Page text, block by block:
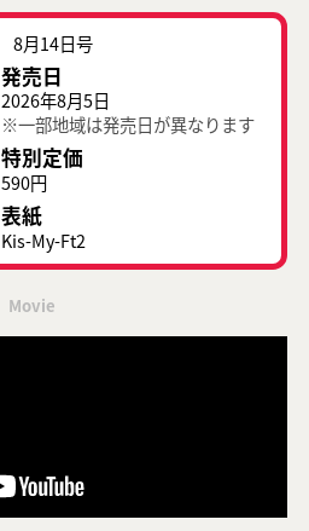
8月14日号
発売日
2026年8月5日
※一部地域は発売日が異なります
特別定価
590円
表紙
Kis-My-Ft2
Movie